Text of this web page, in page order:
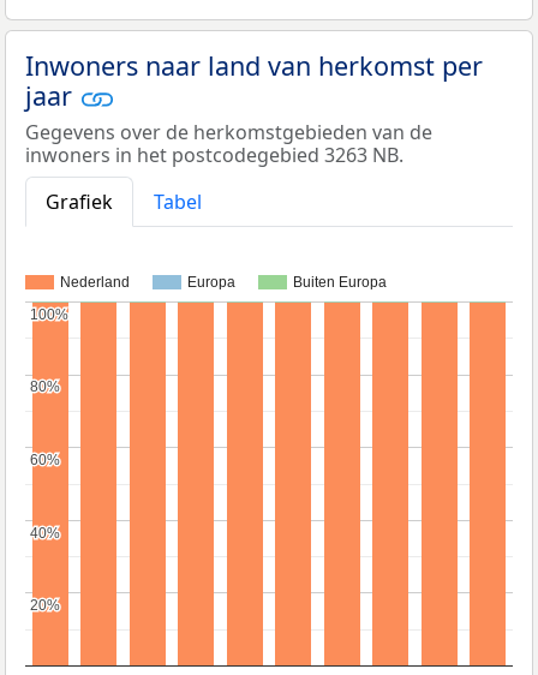
Inwoners naar land van herkomst per
jaar
Gegevens over de herkomstgebieden van de
inwoners in het postcodegebied 3263 NB.
Grafiek
Tabel
Nederland Europa Buiten Europa
20%
20%
40%
40%
60%
60%
80%
80%
100%
100%